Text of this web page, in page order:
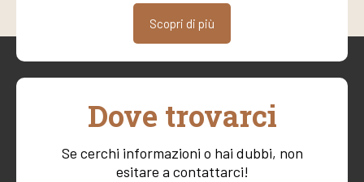
Scopri di più
Dove trovarci
Se cerchi informazioni o hai dubbi, non
esitare a contattarci!